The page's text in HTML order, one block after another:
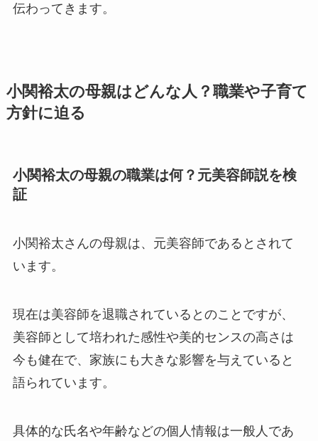
伝わってきます。
小関裕太の母親はどんな人？職業や子育て
方針に迫る
小関裕太の母親の職業は何？元美容師説を検
証
小関裕太さんの母親は、元美容師であるとされて
います。
現在は美容師を退職されているとのことですが、
美容師として培われた感性や美的センスの高さは
今も健在で、家族にも大きな影響を与えていると
語られています。
具体的な氏名や年齢などの個人情報は一般人であ